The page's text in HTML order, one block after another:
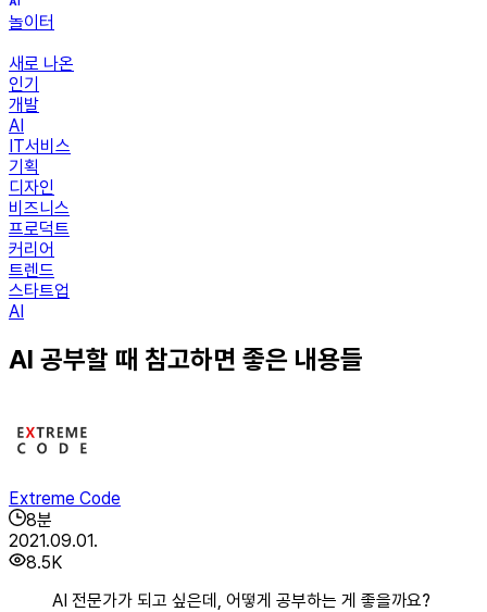
놀이터
새로 나온
인기
개발
AI
IT서비스
기획
디자인
비즈니스
프로덕트
커리어
트렌드
스타트업
AI
AI 공부할 때 참고하면 좋은 내용들
Extreme Code
8분
2021.09.01.
8.5K
AI 전문가가 되고 싶은데, 어떻게 공부하는 게 좋을까요?